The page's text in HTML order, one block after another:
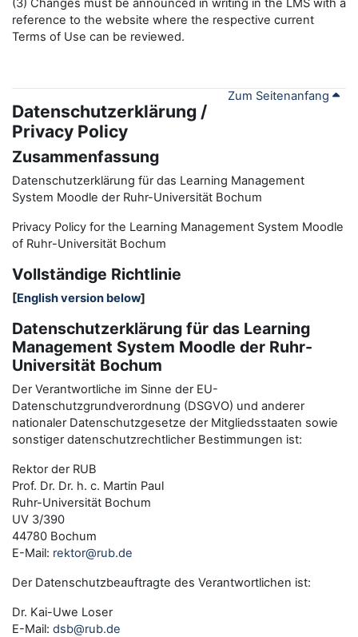
(3) Changes must be announced in writing in the LMS with a
reference to the website where the respective current
Terms of Use can be reviewed.
Zum Seitenanfang
Datenschutzerklärung /
Privacy Policy
Zusammenfassung
Datenschutzerklärung für das Learning Management
System Moodle der Ruhr-Universität Bochum
Privacy Policy for the Learning Management System Moodle
of Ruhr-Universität Bochum
Vollständige Richtlinie
[English version below]
Datenschutzerklärung für das Learning
Management System Moodle der Ruhr-
Universität Bochum
Der Verantwortliche im Sinne der EU-
Datenschutzgrundverordnung (DSGVO) und anderer
nationaler Datenschutzgesetze der Mitgliedsstaaten sowie
sonstiger datenschutzrechtlicher Bestimmungen ist:
Rektor der RUB
Prof. Dr. Dr. h. c. Martin Paul
Ruhr-Universität Bochum
UV 3/390
44780 Bochum
E-Mail: rektor@rub.de
Der Datenschutzbeauftragte des Verantwortlichen ist:
Dr. Kai-Uwe Loser
E-Mail: dsb@rub.de